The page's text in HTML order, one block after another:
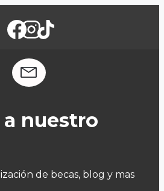
nuestro
de becas, blog y mas